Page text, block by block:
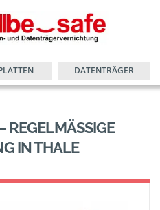
DATENTRÄGER
A
IN THALE